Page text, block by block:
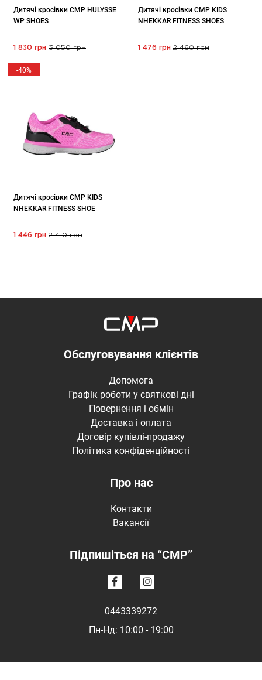
Дитячі кросівки CMP HULYSSE
WP SHOES
1 830 грн 3 050 грн
Дитячі кросівки CMP KIDS
NHEKKAR FITNESS SHOES
1 476 грн 2 460 грн
-40%
Дитячі кросівки CMP KIDS
NHEKKAR FITNESS SHOE
1 446 грн 2 410 грн
Обслуговування клієнтів
Допомога
Графік роботи у святкові дні
Повернення і обмін
Доставка і оплата
Договір купівлі-продажу
Політика конфіденційності
Про нас
Контакти
Вакансії
Підпишіться на “CMP”
0443339272
Пн-Нд: 10:00 - 19:00